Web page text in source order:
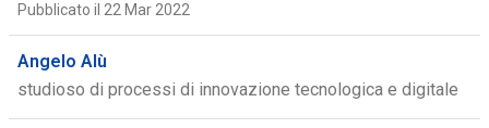
Pubblicato il 22 Mar 2022
Angelo Alù
studioso di processi di innovazione tecnologica e digitale